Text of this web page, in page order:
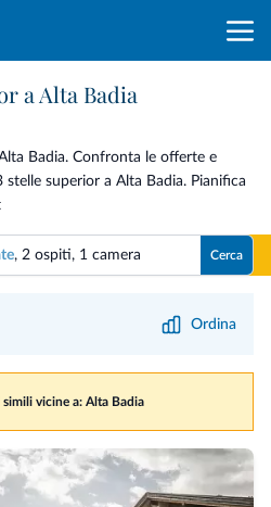
a Alta Badia
Badia. Confronta le offerte e
superior a Alta Badia. Pianifica
, 2 ospiti, 1 camera Cerca
Ordina
vicine a: Alta Badia